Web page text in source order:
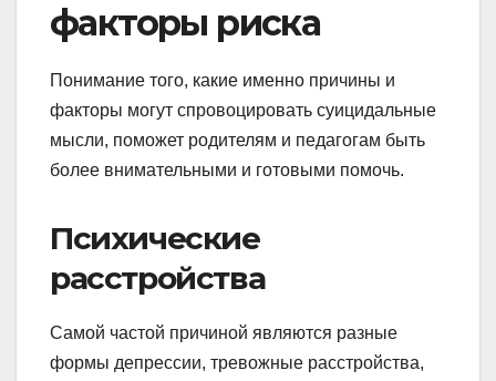
факторы риска
Понимание того, какие именно причины и
факторы могут спровоцировать суицидальные
мысли, поможет родителям и педагогам быть
более внимательными и готовыми помочь.
Психические
расстройства
Самой частой причиной являются разные
формы депрессии, тревожные расстройства,